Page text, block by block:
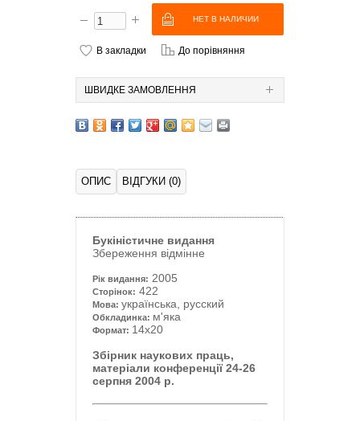
В закладки До порівняння
ШВИДКЕ ЗАМОВЛЕННЯ
ОПИС ВІДГУКИ (0)
Букіністичне видання
Збереження відмінне
Рік видання: 2005
Сторінок: 422
Мова: українська, русский
Обкладинка: м'яка
Формат: 14x20
Збірник наукових праць,
матеріали конференції 24-26
серпня 2004 р.